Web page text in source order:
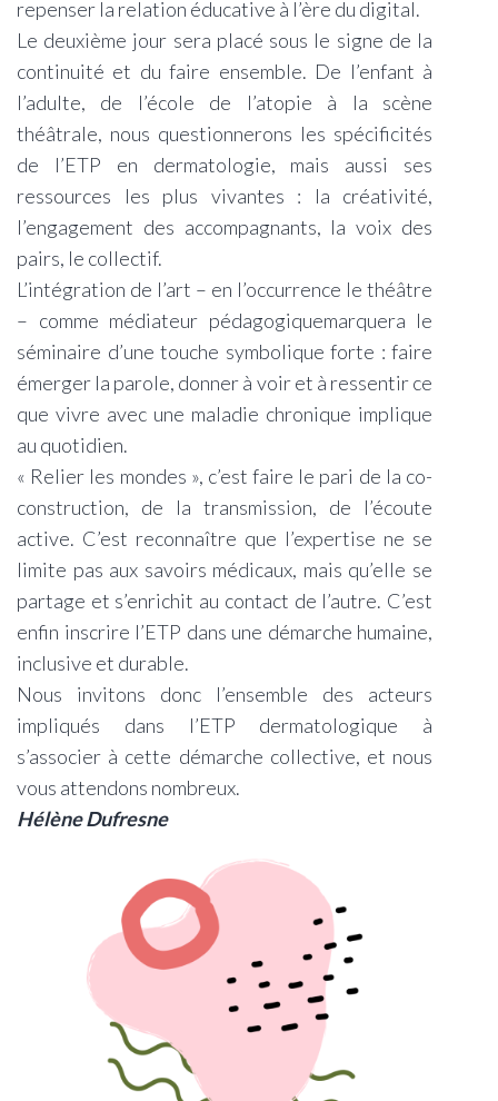
repenser la relation éducative à l’ère du digital.
Le deuxième jour sera placé sous le signe de la
continuité et du faire ensemble. De l’enfant à
l’adulte, de l’école de l’atopie à la scène
théâtrale, nous questionnerons les spécificités
de l’ETP en dermatologie, mais aussi ses
ressources les plus vivantes : la créativité,
l’engagement des accompagnants, la voix des
pairs, le collectif.
L’intégration de l’art – en l’occurrence le théâtre
– comme médiateur pédagogiquemarquera le
séminaire d’une touche symbolique forte : faire
émerger la parole, donner à voir et à ressentir ce
que vivre avec une maladie chronique implique
au quotidien.
« Relier les mondes », c’est faire le pari de la co-
construction, de la transmission, de l’écoute
active. C’est reconnaître que l’expertise ne se
limite pas aux savoirs médicaux, mais qu’elle se
partage et s’enrichit au contact de l’autre. C’est
enfin inscrire l’ETP dans une démarche humaine,
inclusive et durable.
Nous invitons donc l’ensemble des acteurs
impliqués dans l’ETP dermatologique à
s’associer à cette démarche collective, et nous
vous attendons nombreux.
Hélène Dufresne